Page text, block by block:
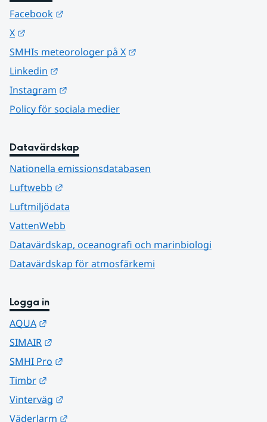
Facebook
X
SMHIs meteorologer på X
Linkedin
Instagram
Policy för sociala medier
Datavärdskap
Nationella emissionsdatabasen
Luftwebb
Luftmiljödata
VattenWebb
Datavärdskap, oceanografi och marinbiologi
Datavärdskap för atmosfärkemi
Logga in
AQUA
SIMAIR
SMHI Pro
Timbr
Vinterväg
Väderlarm